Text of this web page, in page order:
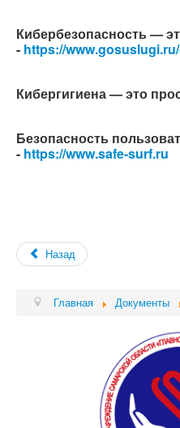
Кибербезопасность —
- https://
Кибергигиена — это
Безопасность
- https://www.safe-surf.ru
Назад
Главная Документы